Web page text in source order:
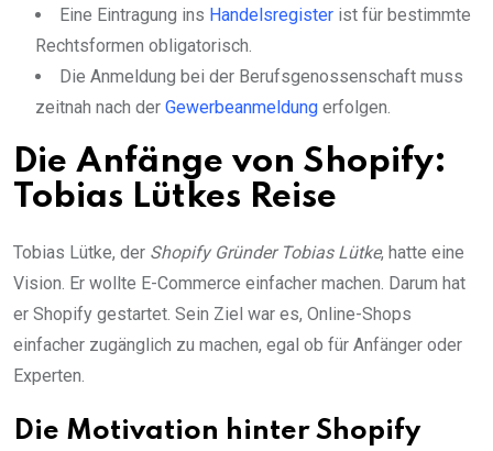
Eine Eintragung ins Handelsregister ist für bestimmte
Rechtsformen obligatorisch.
Die Anmeldung bei der Berufsgenossenschaft muss
zeitnah nach der Gewerbeanmeldung erfolgen.
Die Anfänge von Shopify:
Tobias Lütkes Reise
Tobias Lütke, der Shopify Gründer Tobias Lütke, hatte eine
Vision. Er wollte E-Commerce einfacher machen. Darum hat
er Shopify gestartet. Sein Ziel war es, Online-Shops
einfacher zugänglich zu machen, egal ob für Anfänger oder
Experten.
Die Motivation hinter Shopify